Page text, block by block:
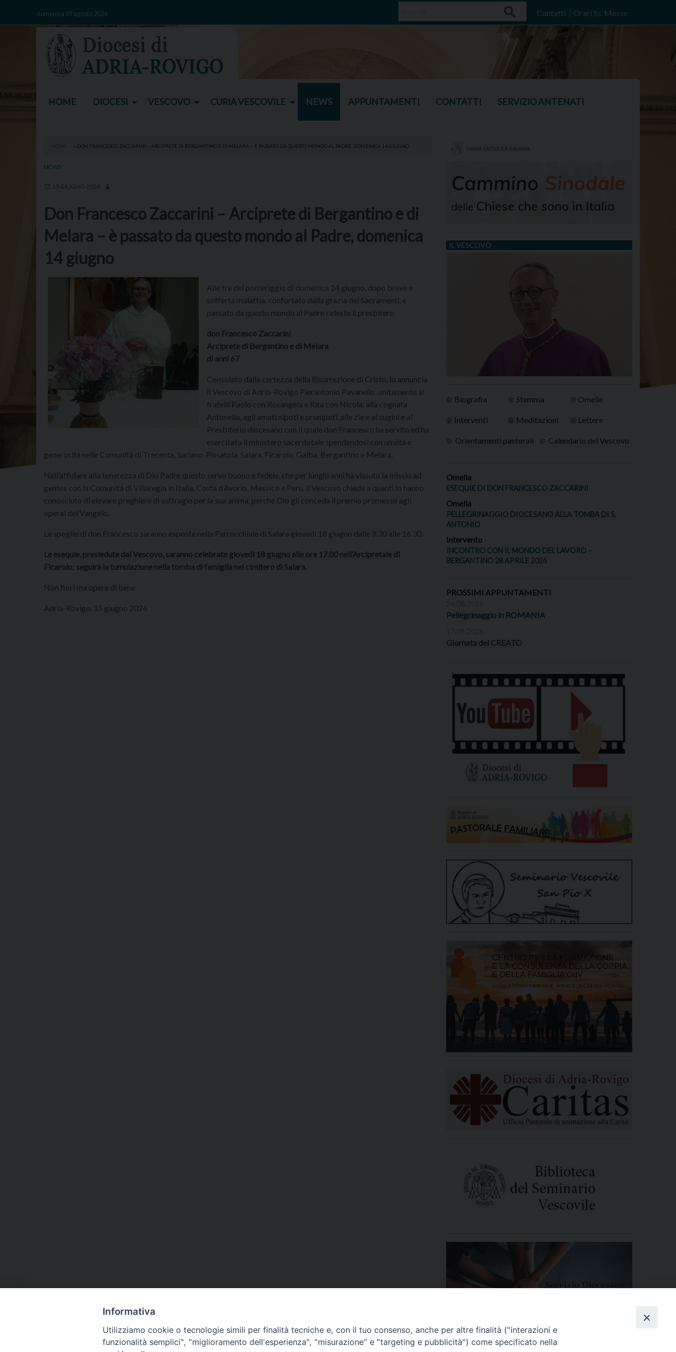
domenica 09 agosto 2026 Contatti Orari Ss. Messe
HOME DIOCESI VESCOVO CURIA VESCOVILE NEWS APPUNTAMENTI CONTATTI SERVIZIO ANTENATI
HOME » DON FRANCESCO ZACCARINI – ARCIPRETE DI BERGANTINO E DI MELARA – È PASSATO DA QUESTO MONDO AL PADRE, DOMENICA 14 GIUGNO
NEWS
15 GIUGNO 2026
Don Francesco Zaccarini – Arciprete di Bergantino e di
Melara – è passato da questo mondo al Padre, domenica
14 giugno
Alle tre del pomeriggio di domenica 14 giugno, dopo breve e
sofferta malattia, confortato dalla grazia dei Sacramenti, è
passato da questo mondo al Padre celeste il presbitero
don Francesco Zaccarini
Arciprete di Bergantino e di Melara
di anni 67
Consolato dalla certezza della Risurrezione di Cristo, lo annuncia
il Vescovo di Adria-Rovigo Pierantonio Pavanello, unitamente ai
fratelli Paolo con Rosangela e Rita con Nicola, alla cognata
Antonella, agli amati nipoti e pronipoti, alle zie e ai cugini e al
Presbiterio diocesano con il quale don Francesco ha servito ed ha
esercitato il ministero sacerdotale spendendosi con umiltà e
generosità nelle Comunità di Trecenta, Sariano, Pissatola, Salara, Ficarolo, Gaiba, Bergantino e Melara.
Nell’affidare alla tenerezza di Dio Padre questo servo buono e fedele, che per lunghi anni ha vissuto la missio ad
gentes con la Comunità di Villaregia in Italia, Costa d’Avorio, Messico e Perù, il Vescovo chiede a quanti lo hanno
conosciuto di elevare preghiere di suffragio per la sua anima, perché Dio gli conceda il premio promesso agli
operai del Vangelo.
Le spoglie di don Francesco saranno esposte nella Parrocchiale di Salara giovedì 18 giugno dalle 9.30 alle 16.30.
Le esequie, presiedute dal Vescovo, saranno celebrate giovedì 18 giugno alle ore 17.00 nell’Arcipretale di
Ficarolo; seguirà la tumulazione nella tomba di famiglia nel cimitero di Salara.
Non fiori ma opere di bene.
Adria-Rovigo, 15 giugno 2026
IL VESCOVO
Biografia Stemma Omelie
Interventi Meditazioni Lettere
Orientamenti pastorali Calendario del Vescovo
Omelia
ESEQUIE DI DON FRANCESCO ZACCARINI
Omelia
PELLEGRINAGGIO DIOCESANO ALLA TOMBA DI S.
ANTONIO
Intervento
INCONTRO CON IL MONDO DEL LAVORO –
BERGANTINO 28 APRILE 2026
PROSSIMI APPUNTAMENTI
Pellegrinaggio in ROMANIA
Giornata del CREATO
Informativa
Utilizziamo cookie o tecnologie simili per finalità tecniche e, con il tuo consenso, anche per altre finalità ("interazioni e
funzionalità semplici", "miglioramento dell'esperienza", "misurazione" e "targeting e pubblicità") come specificato nella